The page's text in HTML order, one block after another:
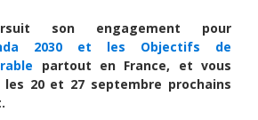
son engagement pour
2030 et les Objectifs de
partout en France, et vous
les 20 et 27 septembre prochains